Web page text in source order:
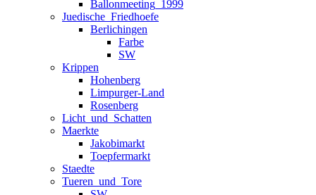
Ballonmeeting_1999
Juedische_Friedhoefe
Berlichingen
Farbe
SW
Krippen
Hohenberg
Limpurger-Land
Rosenberg
Licht_und_Schatten
Maerkte
Jakobimarkt
Toepfermarkt
Staedte
Tueren_und_Tore